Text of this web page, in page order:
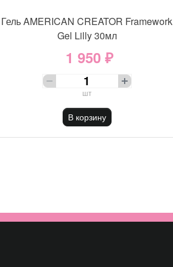
Гель AMERICAN CREATOR Framework
Gel Lilly 30мл
1 950 ₽
шт
В корзину